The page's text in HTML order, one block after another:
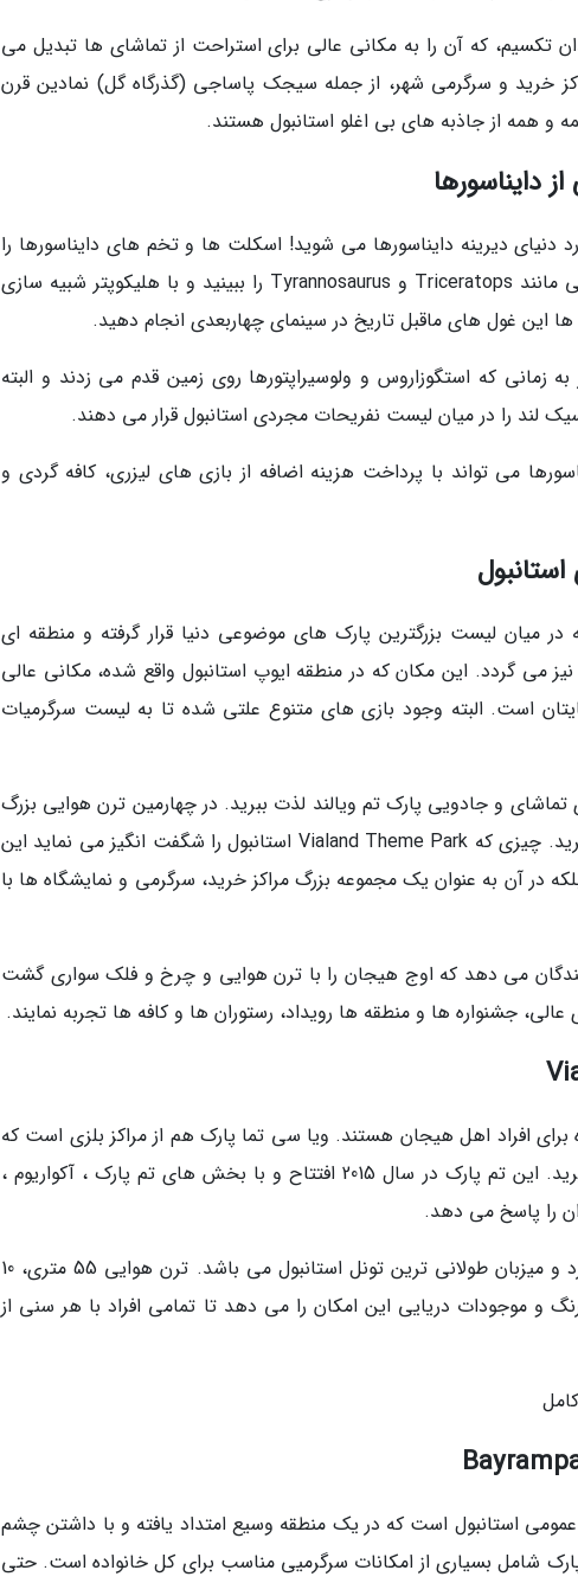
تکسیم، که آن را به مکانی عالی برای استراحت از تماشای ها تبدیل می
خرید و سرگرمی شهر، از جمله سیجک پاساجی (گذرگاه گل) نمادین قرن
همه از جاذبه های بی اغلو استانبول هستند.
دنیای دیرینه دایناسورها می شوید! اسکلت ها و تخم های دایناسورها را
در موزه مشاهده کنید، مدل های متحرک جانورانی مانند Triceratops و Tyrannosaurus را ببینید و با هلیکوپتر شبیه سازی
ها این غول های ماقبل تاریخ در سینمای چهاربعدی انجام دهید.
زمانی که استگوزاروس و ولوسیراپتورها روی زمین قدم می زدند و البته
می تواند با پرداخت هزینه اضافه از بازی های لیزری، کافه گردی و
میان لیست بزرگترین پارک های موضوعی دنیا قرار گرفته و منطقه ای
می گردد. این مکان که در منطقه ایوپ استانبول واقع شده، مکانی عالی
است. البته وجود بازی های متنوع علتی شده تا به لیست سرگرمیات
تماشای و جادویی پارک تم ویالند لذت ببرید. در چهارمین ترن هوایی بزرگ
دنیا و بعلاوه انواع سواری و هیجان عالی لذت ببرید. چیزی که Vialand Theme Park استانبول را شگفت انگیز می نماید این
در آن به عنوان یک مجموعه بزرگ مراکز خرید، سرگرمی و نمایشگاه ها با
می دهد که اوج هیجان را با ترن هوایی و چرخ و فلک سواری گشت
جشنواره ها و منطقه ها رویداد، رستوران ها و کافه ها تجربه نمایند.
افراد اهل هیجان هستند. ویا سی تما پارک هم از مراکز بلزی است که
در لیست سرگرمیات مجردی استانبول قرار می گیرید. این تم پارک در سال 2015 افتتاح و با بخش های تم پارک ، آکواریوم ،
را پاسخ می دهد.
تما پارک استانبول حدود 35 بخش سرگرمیی دارد و میزبان طولانی ترین تونل استانبول می باشد. ترن هوایی 55 متری، 10
و موجودات دریایی این امکان را می دهد تا تمامی افراد با هر سنی از
عمومی استانبول است که در یک منطقه وسیع امتداد یافته و با داشتن چشم
شامل بسیاری از امکانات سرگرمیی مناسب برای کل خانواده است. حتی